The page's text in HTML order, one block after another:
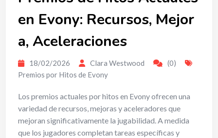
en Evony: Recursos, Mejor
a, Aceleraciones
18/02/2026 Clara Westwood
(0)
Premios por Hitos de Evony
Los premios actuales por hitos en Evony ofrecen una
variedad de recursos, mejoras y aceleradores que
mejoran significativamente la jugabilidad. A medida
que los jugadores completan tareas específicas y